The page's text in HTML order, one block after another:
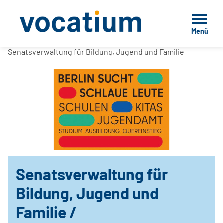
Menü
Senatsverwaltung für Bildung, Jugend und Familie
Senatsverwaltung für
Bildung, Jugend und
Familie /